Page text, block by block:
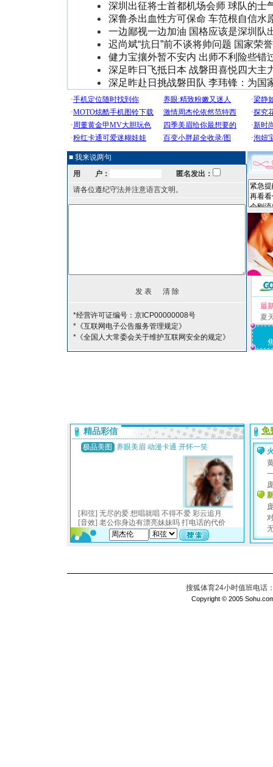
深圳出征将士首都机场会师 球队的士
深鲁杀出血性方可保命 车范根自信水
一边鄙视一边加油 国格应该是深圳队
迟尚斌“抗日”前不谈将帅问题 国家荣
健力宝攘外暂不安内 出师不利险些错
深足昨日飞抵日本 战磐田喜悦四大主
深足昨赴日挑战磐田队 李玮锋：为国
■ 我来说两句
用 户：
匿名发出：
请各位遵纪守法并注意语言文明。
*经营许可证编号：京ICP00000008号
*《互联网电子公告服务管理规定》
*《全国人大常委会关于维护互联网安全的规定》
最
夏
搜狐体育24小时值班电话
Copyright © 2005